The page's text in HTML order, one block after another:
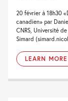
20 février à 18h30
canadien» par
CNRS, Université
Simard
LEARN MORE